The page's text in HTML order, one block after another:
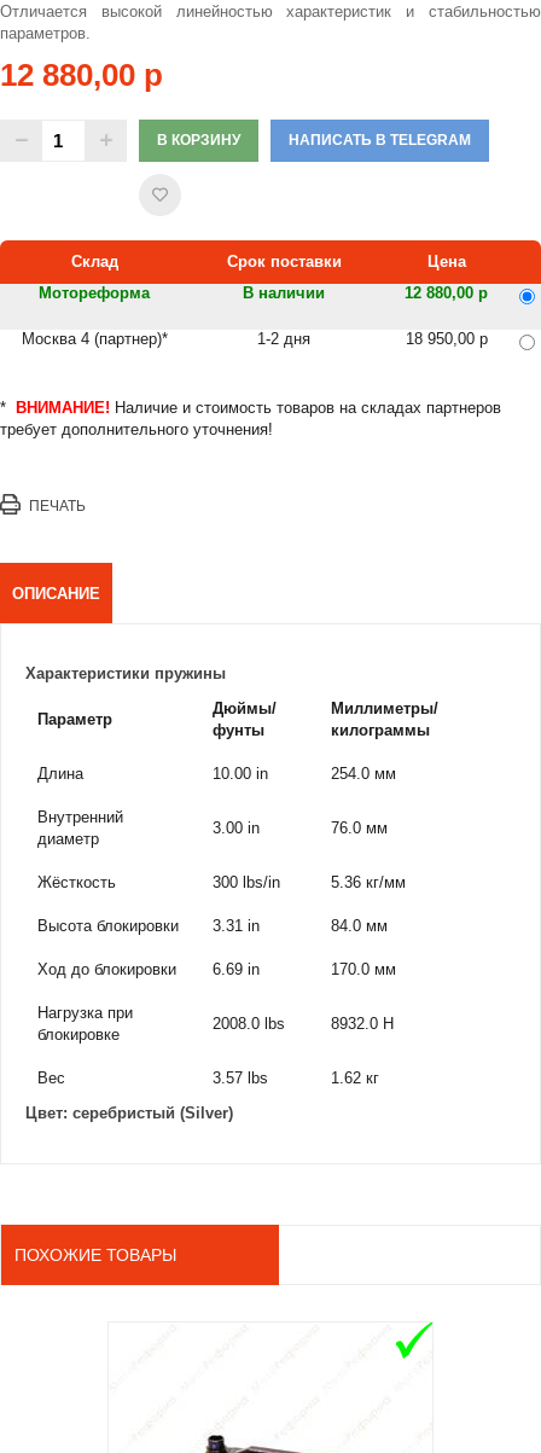
Отличается высокой линейностью характеристик и стабильностью
параметров.
12 880,00 р
В КОРЗИНУ НАПИСАТЬ В TELEGRAM
Склад Срок поставки
Цена
Мотореформа
В наличии 12 880,00 р
Москва 4 (партнер)* 1-2 дня 18 950,00 р
* ВНИМАНИЕ! Наличие и стоимость товаров на складах партнеров
требует дополнительного уточнения!
ПЕЧАТЬ
ОПИСАНИЕ
Характеристики пружины
Параметр
Дюймы/
фунты
Миллиметры/
килограммы
Длина 10.00 in 254.0 мм
Внутренний
диаметр
3.00 in 76.0 мм
Жёсткость 300 lbs/in 5.36 кг/мм
Высота блокировки 3.31 in 84.0 мм
Ход до блокировки 6.69 in 170.0 мм
Нагрузка при
блокировке
2008.0 lbs 8932.0 Н
Вес 3.57 lbs
1.62 кг
Цвет: серебристый (Silver)
ПОХОЖИЕ ТОВАРЫ